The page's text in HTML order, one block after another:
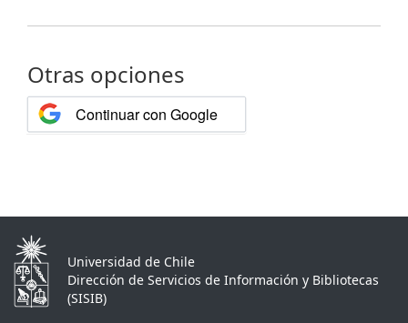
Otras opciones
Continuar con Google
Universidad de Chile
Dirección de Servicios de Información y Bibliotecas
(SISIB)